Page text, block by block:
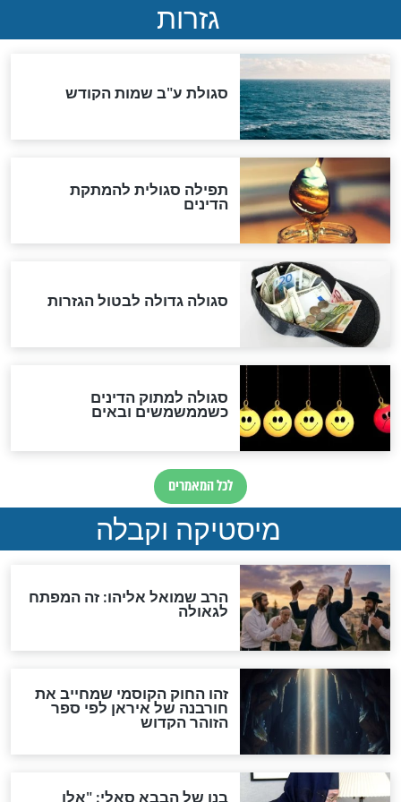
סימני שאלה
המסמך האבוד שנחשף
במרתפי מוסקבה: כתב היד
הנדיר של הרשב"ם התגלה
שורדת השואה שחוגגת 100:
"מודה לקב"ה על כל השנים"
לכל המאמרים
אחרית הימים
האם אפשר לחשב את הקץ?
מה יהיה בימות המשיח?
"לפני הגאולה תהיה אפיקורסות
והכחשה גדולה מאוד של
האמונה"